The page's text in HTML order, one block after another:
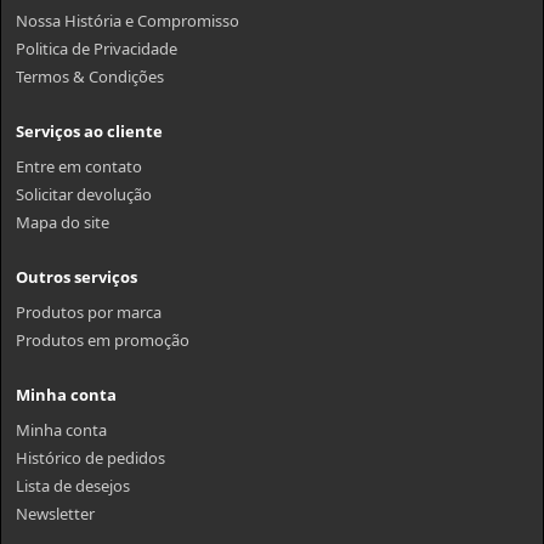
Nossa História e Compromisso
Politica de Privacidade
Termos & Condições
Serviços ao cliente
Entre em contato
Solicitar devolução
Mapa do site
Outros serviços
Produtos por marca
Produtos em promoção
Minha conta
Minha conta
Histórico de pedidos
Lista de desejos
Newsletter